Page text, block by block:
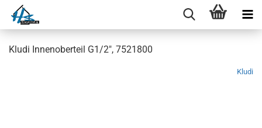
Kludi Innenoberteil G1/2", 7521800
Kludi